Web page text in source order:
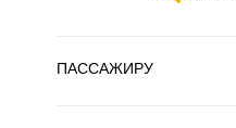
ПАССАЖИРУ